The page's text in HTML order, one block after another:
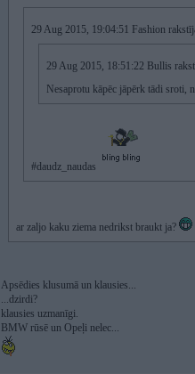
29 Aug 2015, 19:04:51 Fashion
29 Aug 2015, 18:51:22 Bullis
Nesaprotu kāpēc jāpērk tādi sroti,
#daudz_naudas
ar zaljo kaku ziema nedrikst braukt ja?
Apsēdies klusumā un klausies...
...dzirdi?
klausies uzmanīgi.
BMW rūsē un Opeļi nelec...